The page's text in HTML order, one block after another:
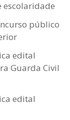
escolaridade
público
edital
Guarda Civil
edital